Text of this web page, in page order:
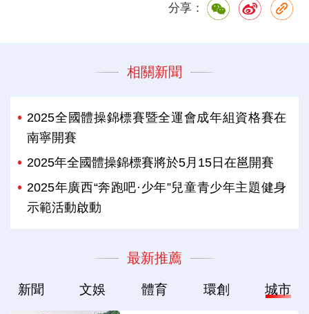
分享：
相關新聞
2025全國體操錦標賽暨全運會成年組資格賽在
南寧開賽
2025年全國體操錦標賽將於5月15日在邕開賽
2025年廣西“奔跑吧·少年”兒童青少年主題健身
示範活動啟動
最新推薦
新聞 文娛 體育 環創 城市